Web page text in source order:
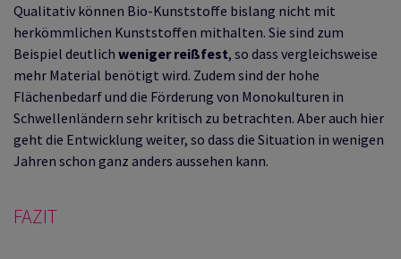
Qualitativ können Bio-Kunststoffe bislang nicht mit
herkömmlichen Kunststoffen mithalten. Sie sind zum
Beispiel deutlich weniger reißfest, so dass vergleichsweise
mehr Material benötigt wird. Zudem sind der hohe
Flächenbedarf und die Förderung von Monokulturen in
Schwellenländern sehr kritisch zu betrachten. Aber auch hier
geht die Entwicklung weiter, so dass die Situation in wenigen
Jahren schon ganz anders aussehen kann.
FAZIT